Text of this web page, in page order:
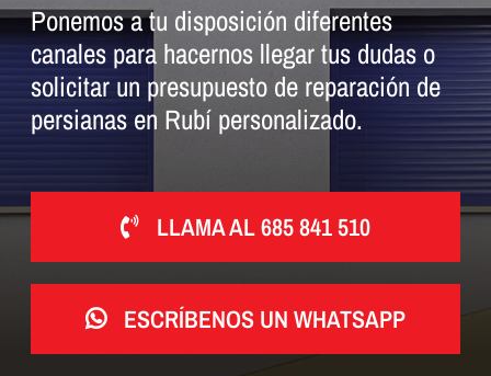
Ponemos a tu disposición diferentes
canales para hacernos llegar tus dudas o
solicitar un presupuesto de reparación de
persianas en Rubí personalizado.
LLAMA AL 685 841 510
ESCRÍBENOS UN WHATSAPP